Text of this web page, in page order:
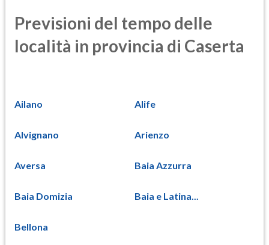
Previsioni del tempo delle
località in provincia di Caserta
Ailano Alife
Alvignano Arienzo
Aversa Baia Azzurra
Baia Domizia Baia e Latina...
Bellona